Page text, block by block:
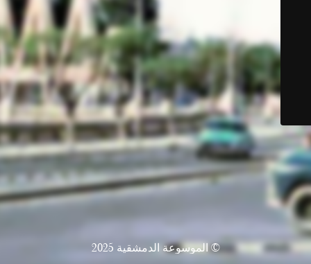
© الموسوعة الدمشقية 2025